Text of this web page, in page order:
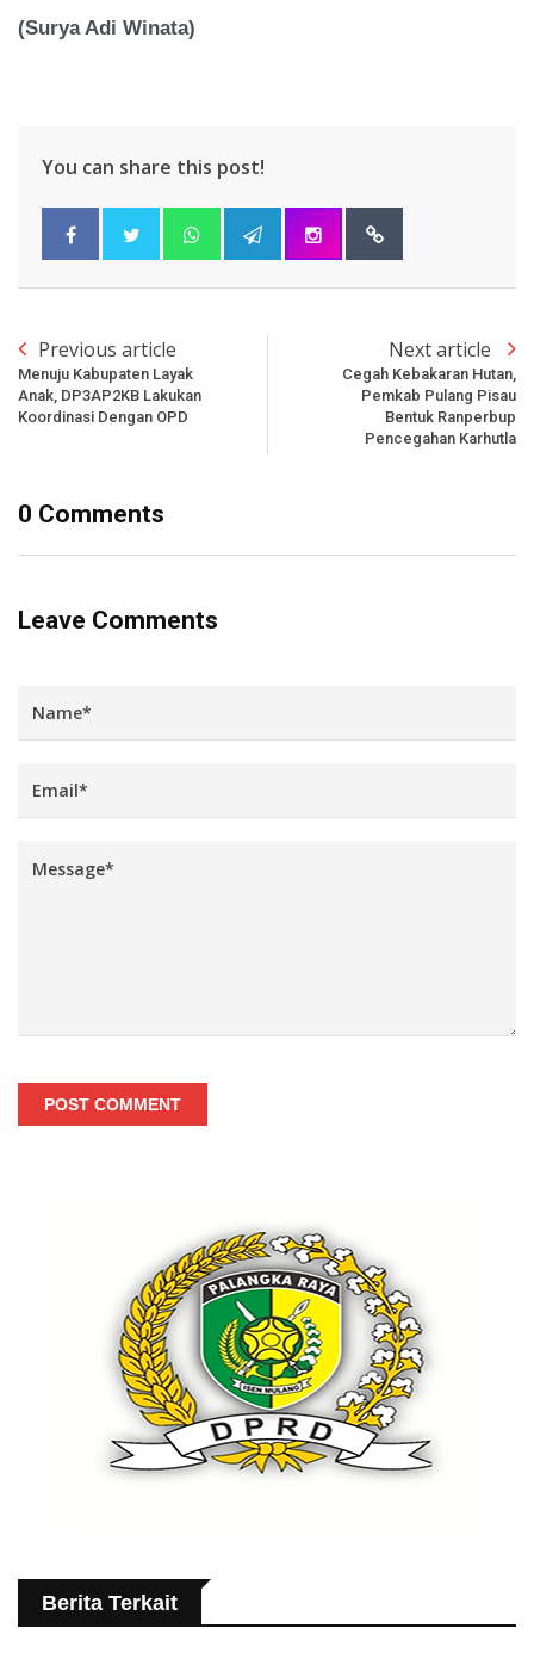
(Surya Adi Winata)
You can share this post!
Previous article
Menuju Kabupaten Layak
Anak, DP3AP2KB Lakukan
Koordinasi Dengan OPD
Next article
Cegah Kebakaran Hutan,
Pemkab Pulang Pisau
Bentuk Ranperbup
Pencegahan Karhutla
0 Comments
Leave Comments
POST COMMENT
Berita Terkait